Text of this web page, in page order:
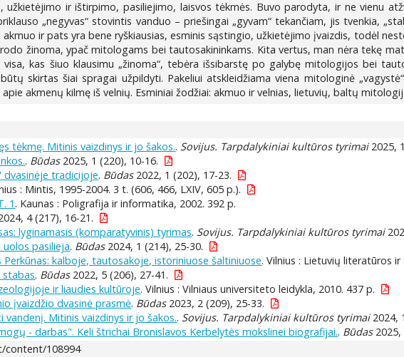
užkietėjimo ir ištirpimo, pasiliejimo, laisvos tėkmės. Buvo parodyta, ir ne vienu
„negyvas“ stovintis vanduo – priešingai „gyvam“ tekančiam, jis tvenkia,
ir pats yra bene ryškiausias, esminis sąstingio, užkietėjimo įvaizdis, todėl
žinoma, ypač mitologams bei tautosakininkams. Kita vertus, man nėra tekę
kas šiuo klausimu „žinoma“, tebėra išsibarstę po galybę mitologijos bei
skirtas šiai spragai užpildyti. Pakeliui atskleidžiama viena mitologinė
akmenų kilmę iš velnių. Esminiai žodžiai: akmuo ir velnias, lietuvių, baltų
tėkmę. Mitinis vaizdinys ir jo šakos.. Sovijus. Tarpdalykiniai kultūros tyrimai2025,
. Būdas2025, 1 (220), 10-16.
dvasinėje tradicijoje. Būdas2022, 1 (202), 17-23.
: Mintis, 1995-2004. 3 t. (606, 466, LXIV, 605 p.).
1 . Kaunas : Poligrafija ir informatika, 2002. 392 p.
4 (217), 16-21.
lyginamasis (komparatyvinis) tyrimas. Sovijus. Tarpdalykiniai kultūros tyrimai
uolos pasilieja. Būdas2024, 1 (214), 25-30.
Perkūnas: kalboje, tautosakoje, istoriniuose šaltiniuose. Vilnius : Lietuvių literatūros
stabas. Būdas2022, 5 (206), 27-41.
ir liaudies kultūroje. Vilnius : Vilniaus universiteto leidykla, 2010. 437 p.
įvaizdžio dvasinė prasmė. Būdas2023, 2 (209), 25-33.
vandenį. Mitinis vaizdinys ir jo šakos.. Sovijus. Tarpdalykiniai kultūros tyrimai2024,
- darbas". Keli štrichai Bronislavos Kerbelytės mokslinei biografijai.. Būdas2025,
content/108994